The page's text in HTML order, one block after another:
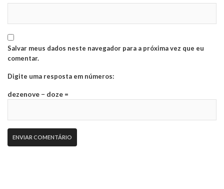
Salvar meus dados neste navegador para a próxima vez que eu
comentar.
Digite uma resposta em números:
dezenove − doze =